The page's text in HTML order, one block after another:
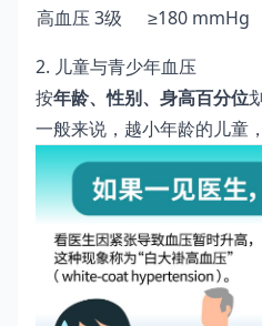
高血压 3级 ≥180 mmHg
2. 儿童与青少年血压
按年龄、性别、身高百分位
一般来说，越小年龄的儿童